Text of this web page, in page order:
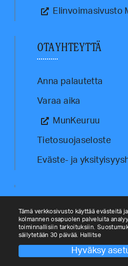
Elinvoimasivusto
OTA YHTEYTTÄ
Anna palautetta
Varaa aika
MunKeuruu
Tietosuojaseloste
Eväste- ja
© Kehittämisyhtiö
Tämä verkkosivusto käyttää evästeitä ja
kolmannen osapuolen palveluita
toiminnallisiin tarkoituksiin.
säilytetään 30 päivää. Hallitse
Hyväksy